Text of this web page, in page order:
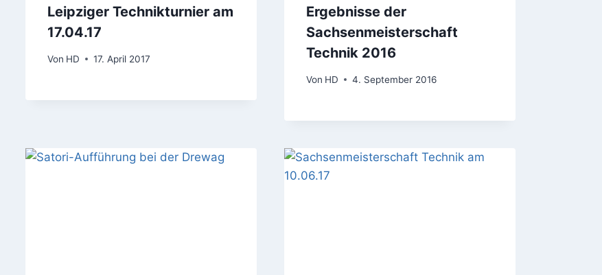
Leipziger Technikturnier am
17.04.17
Von HD 17. April 2017
Ergebnisse der
Sachsenmeisterschaft
Technik 2016
Von HD 4. September 2016